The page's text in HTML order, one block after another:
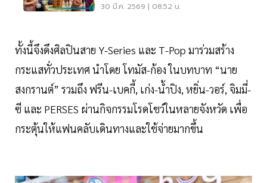
30 มี.ค. 2569 | 08:52 น.
ทั้งนี้จึงดึงศิลปินสาย Y-Series และ T-Pop มาร่วมสร้าง
กระแสทั่วประเทศ นำโดย โทมัส-ก้อง ในบทบาท “นาย
สงกรานต์” รวมถึง ฟรีน-เบคกี้, เก่ง-น้ำปิง, หยิ่น-วอร์, จิมมี่-
ซี และ PERSES ผ่านกิจกรรมโรดโชว์ในหลายจังหวัด เพื่อ
กระตุ้นให้แฟนคลับเดินทางและใช้จ่ายมากขึ้น